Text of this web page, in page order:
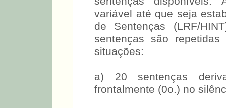
variável até que seja
de Sentenças (LRF/
sentenças são
situações:
a) 20 sentenças
frontalmente (0o.) no